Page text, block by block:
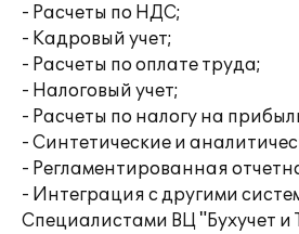
- Расчеты по НДС;
- Кадровый учет;
- Расчеты по оплате труда;
- Налоговый учет;
- Расчеты по налогу на
- Синтетические и
- Регламентированная
- Интеграция с другими
Специалистами ВЦ "Бухучет и